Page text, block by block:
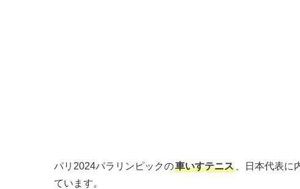
パリ2024パラリンピックの車いすテニス 、日本代表に
ています。